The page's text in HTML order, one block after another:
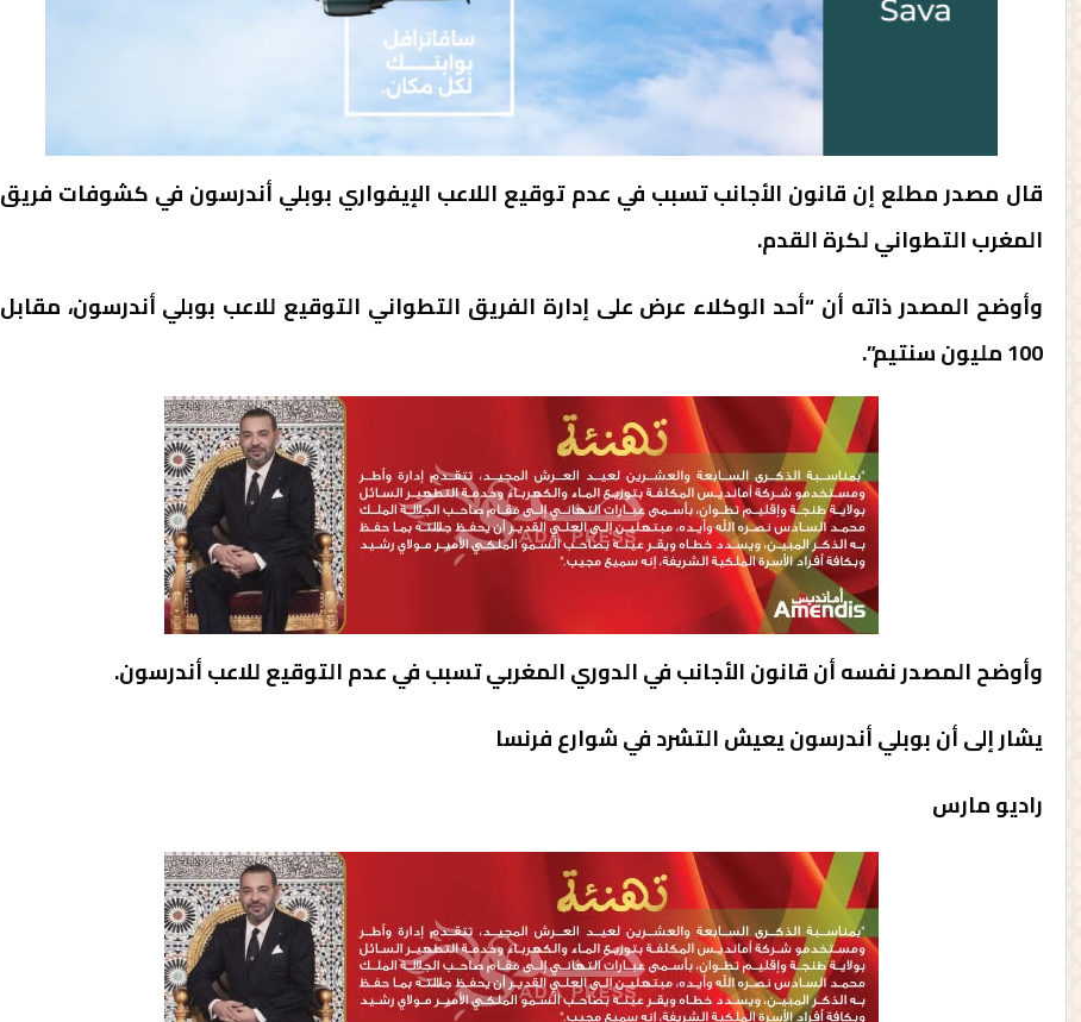
قال مصدر مطلع إن قانون الأجانب تسبب في عدم توقيع اللاعب الإيفواري بوبلي أندرسون في كشوفات فريق
المغرب التطواني لكرة القدم.
وأوضح المصدر ذاته أن “أحد الوكلاء عرض على إدارة الفريق التطواني التوقيع للاعب بوبلي أندرسون، مقابل
100 مليون سنتيم”.
وأوضح المصدر نفسه أن قانون الأجانب في الدوري المغربي تسبب في عدم التوقيع للاعب أندرسون.
يشار إلى أن بوبلي أندرسون يعيش التشرد في شوارع فرنسا
راديو مارس